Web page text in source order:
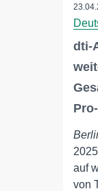
dti-
auf
von